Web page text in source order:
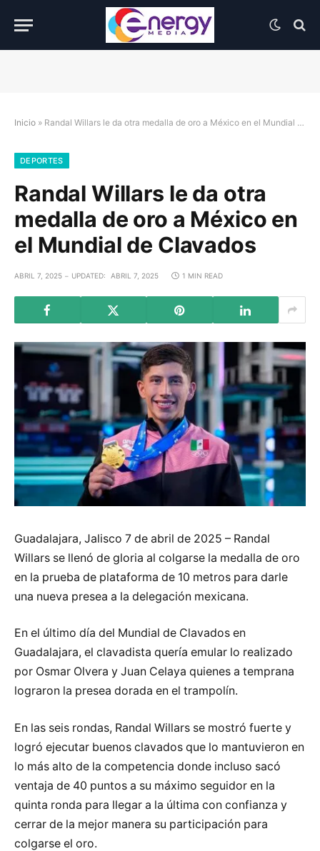
Inicio » Randal Willars le da otra medalla de oro a México en el Mundial de Clavados
DEPORTES
Randal Willars le da otra
medalla de oro a México en
el Mundial de Clavados
ABRIL 7, 2025 UPDATED: ABRIL 7, 2025 1 MIN READ
Guadalajara, Jalisco 7 de abril de 2025 – Randal
Willars se llenó de gloria al colgarse la medalla de oro
en la prueba de plataforma de 10 metros para darle
una nueva presea a la delegación mexicana.
En el último día del Mundial de Clavados en
Guadalajara, el clavadista quería emular lo realizado
por Osmar Olvera y Juan Celaya quienes a temprana
lograron la presea dorada en el trampolín.
En las seis rondas, Randal Willars se mostró fuerte y
logró ejecutar buenos clavados que lo mantuvieron en
lo más alto de la competencia donde incluso sacó
ventaja de 40 puntos a su máximo seguidor en la
quinta ronda para llegar a la última con confianza y
cerrar de la mejor manera su participación para
colgarse el oro.